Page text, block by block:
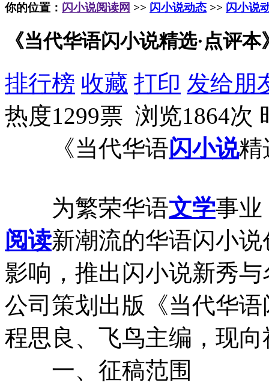
你的位置： 闪小说阅读网 >> 闪小说动态 >> 闪小说
《当代华语闪小说精选·点评
排行榜 收藏 打印 发给朋
热度1299票 浏览1864次
《当代华语闪小说精
为繁荣华语文学事业
阅读新潮流的华语闪小
影响，推出闪小说新秀
公司策划出版《当代华
程思良、飞鸟主编，现
一、征稿范围